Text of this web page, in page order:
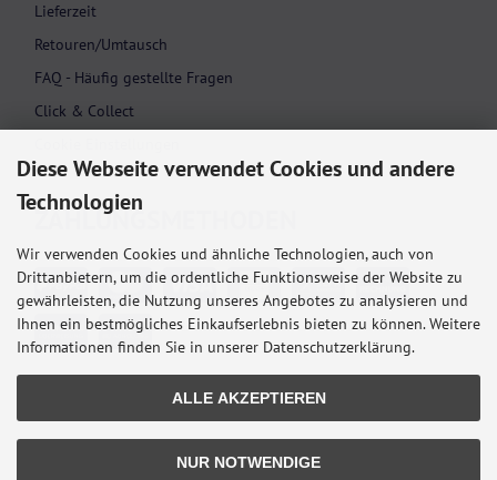
Lieferzeit
Retouren/Umtausch
FAQ - Häufig gestellte Fragen
Click & Collect
ZAHLUNGS­METHODEN
Diese Webseite verwendet Cookies und andere
Technologien
Wir verwenden Cookies und ähnliche Technologien, auch von
Drittanbietern, um die ordentliche Funktionsweise der Website zu
gewährleisten, die Nutzung unseres Angebotes zu analysieren und
Ihnen ein bestmögliches Einkaufserlebnis bieten zu können. Weitere
Informationen finden Sie in unserer Datenschutzerklärung.
ALLE AKZEPTIEREN
NUR NOTWENDIGE